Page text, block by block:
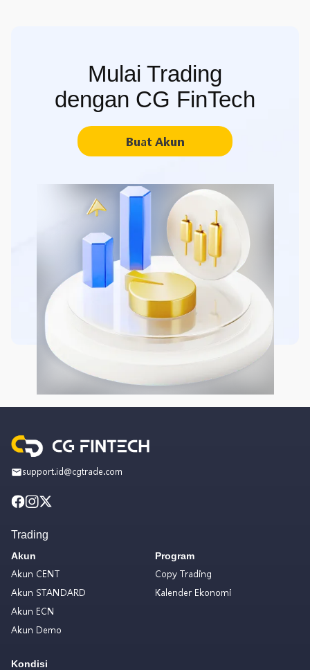
Mulai Trading
dengan CG FinTech
Buat Akun
support.id@cgtrade.com
Trading
Akun
Akun CENT
Akun STANDARD
Akun ECN
Akun Demo
Kondisi
Program
Copy Trading
Kalender Ekonomi